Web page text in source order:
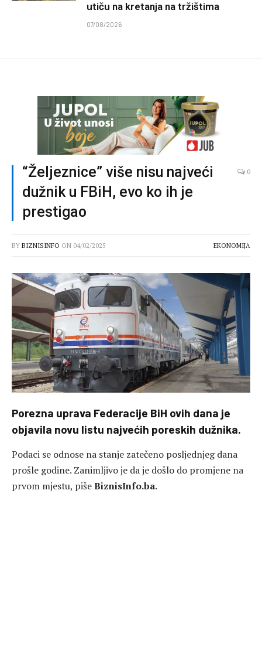
utiču na kretanja na tržištima
07/08/2026
“Željeznice” više nisu najveći
dužnik u FBiH, evo ko ih je
prestigao
0
BY BIZNISINFO ON 04/02/2025 EKONOMIJA
Porezna uprava Federacije BiH ovih dana je
objavila novu listu najvećih poreskih dužnika.
Podaci se odnose na stanje zatečeno posljednjeg dana
prošle godine. Zanimljivo je da je došlo do promjene na
prvom mjestu, pišeBiznisInfo.ba.